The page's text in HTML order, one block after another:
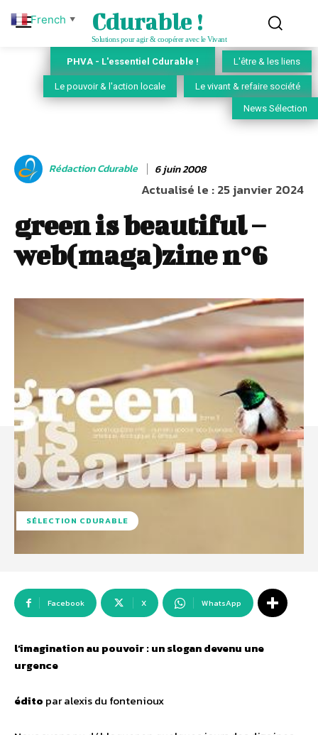
Cdurable !
Solutions pour agir & coopérer avec le Vivant
PHVA - L'essentiel Cdurable ! L'être & les liens
Le pouvoir & l'action locale Le vivant & refaire société
News Sélection
Rédaction Cdurable 6 juin 2008
Actualisé le :25 janvier 2024
green is beautiful –
web(maga)zine n°6
SÉLECTION CDURABLE
Facebook X WhatsApp
l’imagination au pouvoir : un slogan devenu une
urgence
édito par alexis du fontenioux
French ▼